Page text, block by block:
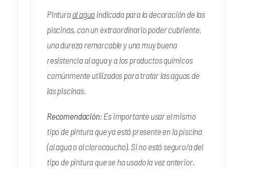
Pinturaal aguaindicada para la decoración de las
piscinas, con un extraordinario poder cubriente,
una dureza remarcable y una muy buena
resistencia al agua y a los productos químicos
comúnmente utilizados para tratar las aguas de
las piscinas.
Recomendación: Es importante usar el mismo
tipo de pintura que ya está presente en la piscina
(al agua o al clorocaucho). Si no está seguro/a del
tipo de pintura que se ha usado la vez anterior,